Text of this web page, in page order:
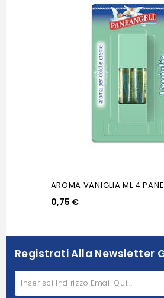
AROMA VANIGLIA ML 4
0,75 €
Registrati Alla Newsletter